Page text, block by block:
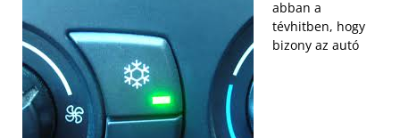
abban a
tévhitben, hogy
bizony az autó